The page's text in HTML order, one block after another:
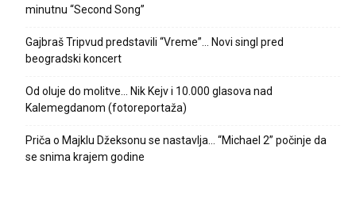
minutnu “Second Song”
Gajbraš Tripvud predstavili “Vreme”… Novi singl pred
beogradski koncert
Od oluje do molitve… Nik Kejv i 10.000 glasova nad
Kalemegdanom (fotoreportaža)
Priča o Majklu Džeksonu se nastavlja… “Michael 2” počinje da
se snima krajem godine